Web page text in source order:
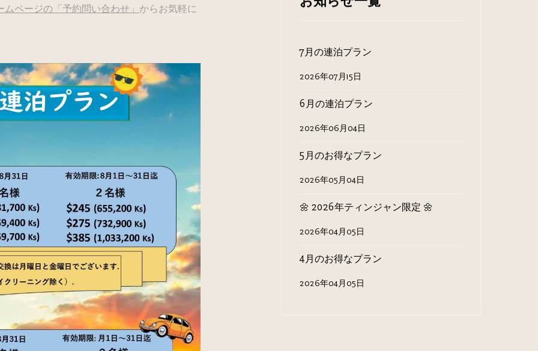
ページの「予約問い合わせ」 からお気軽に
7月の連泊プラン
2026年07月15日
6月の連泊プラン
2026年06月04日
5月のお得なプラン
2026年05月04日
🌼 2026年ティンジャン限定 🌼
2026年04月05日
4月のお得なプラン
2026年04月05日